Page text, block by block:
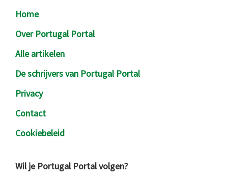
Footer
Home
Over Portugal Portal
Alle artikelen
De schrijvers van Portugal Portal
Privacy
Contact
Cookiebeleid
Wil je Portugal Portal volgen?